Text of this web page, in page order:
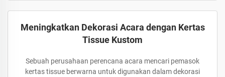
Meningkatkan Dekorasi Acara dengan Kertas
Tissue Kustom
Sebuah perusahaan perencana acara mencari pemasok
kertas tissue berwarna untuk digunakan dalam dekorasi